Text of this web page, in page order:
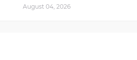
August 04, 2026